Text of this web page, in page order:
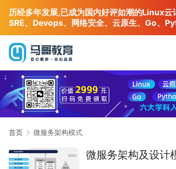
首页 微服务架构模式
微服务架构及设计
历经多年发展,已成为国内好评如潮的Linux云
SRE、Devops、网络安全、云原生、Go、
业人才培训机构!